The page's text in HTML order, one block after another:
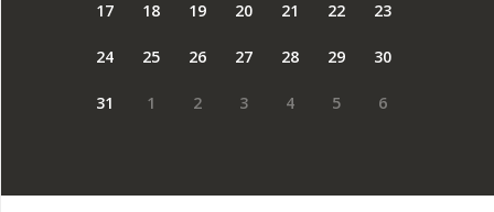
17 18 19 20 21 22 23
24 25 26 27 28 29 30
31 1 2 3 4 5 6